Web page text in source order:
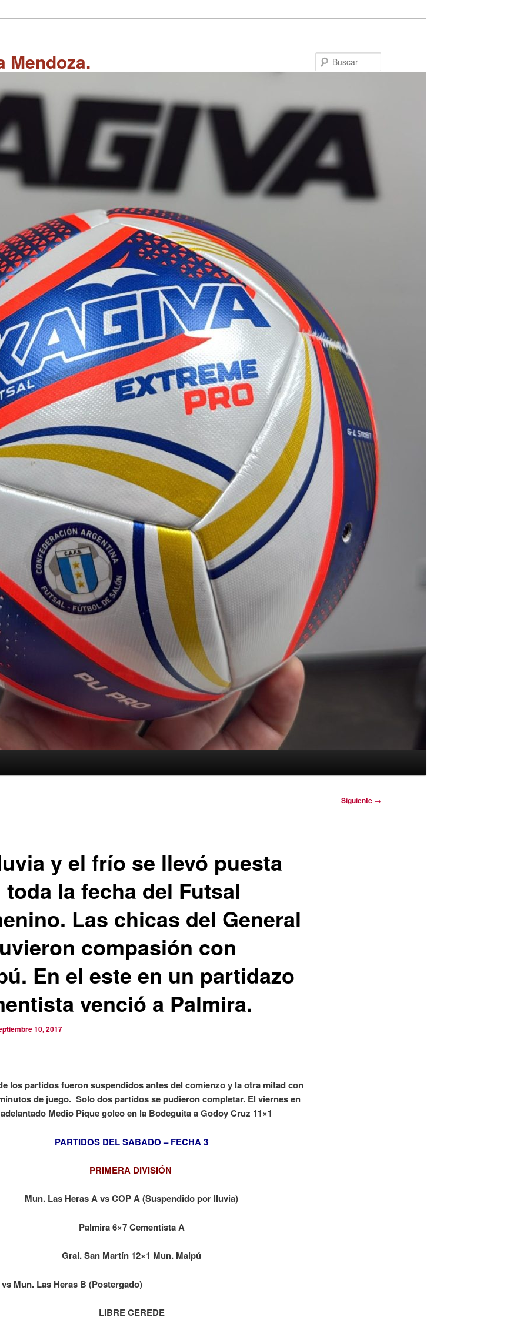
Mendoza.
Siguiente →
y el frío se llevó puesta
la fecha del Futsal
Las chicas del General
compasión con
En el este en un partidazo
venció a Palmira.
10, 2017
los partidos fueron suspendidos antes del comienzo y la otra mitad con
de juego. Solo dos partidos se pudieron completar. El viernes en
Medio Pique goleo en la Bodeguita a Godoy Cruz 11×1
PARTIDOS DEL SABADO – FECHA 3
PRIMERA DIVISIÓN
Mun. Las Heras A vs COP A (Suspendido por lluvia)
Palmira 6×7 Cementista A
Gral. San Martín 12×1 Mun. Maipú
Mun. Las Heras B (Postergado)
LIBRE CEREDE